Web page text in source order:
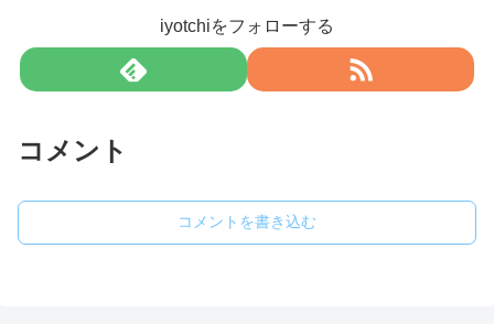
iyotchiをフォローする
コメント
コメントを書き込む